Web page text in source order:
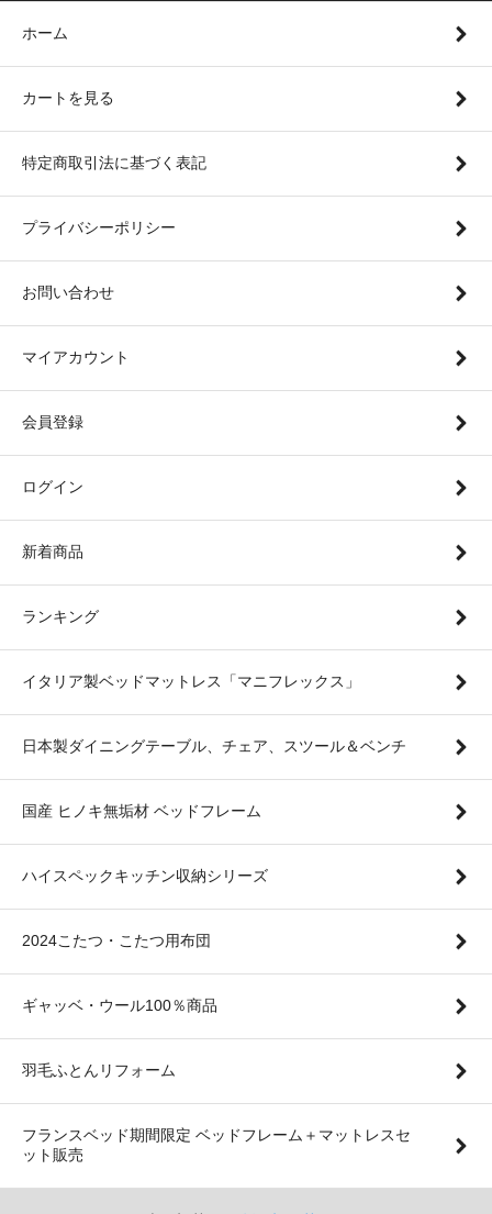
ホーム
カートを見る
特定商取引法に基づく表記
プライバシーポリシー
お問い合わせ
マイアカウント
会員登録
ログイン
新着商品
ランキング
イタリア製ベッドマットレス「マニフレックス」
日本製ダイニングテーブル、チェア、スツール＆ベンチ
国産 ヒノキ無垢材 ベッドフレーム
ハイスペックキッチン収納シリーズ
2024こたつ・こたつ用布団
ギャッベ・ウール100％商品
羽毛ふとんリフォーム
フランスベッド期間限定 ベッドフレーム＋マットレスセ
ット販売